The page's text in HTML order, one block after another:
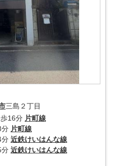
三島２丁目
16分 片町線
分 片町線
分 近鉄けいはんな線
分 近鉄けいはんな線